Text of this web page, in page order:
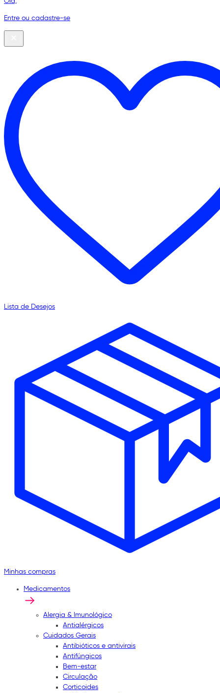
Entre ou cadastre-se
Lista de Desejos
Minhas compras
Medicamentos
Alergia & Imunológico
Antialérgicos
Cuidados Gerais
Antibióticos e antivirais
Antifúngicos
Bem-estar
Circulação
Corticoides